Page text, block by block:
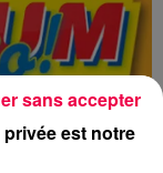
est notre
sans accepter